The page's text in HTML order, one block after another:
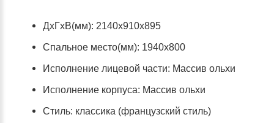
ДхГхВ(мм): 2140х910х895
Спальное место(мм): 1940х800
Исполнение лицевой части: Массив ольхи
Исполнение корпуса: Массив ольхи
Стиль: классика (французский стиль)